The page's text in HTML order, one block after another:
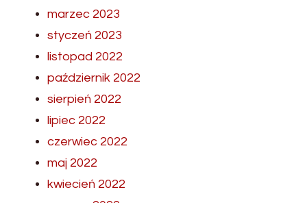
marzec 2023
styczeń 2023
listopad 2022
październik 2022
sierpień 2022
lipiec 2022
czerwiec 2022
maj 2022
kwiecień 2022